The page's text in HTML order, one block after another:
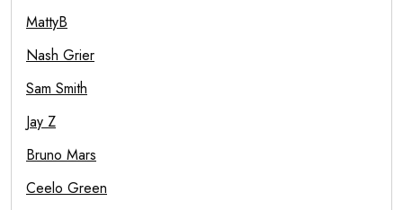
MattyB
Nash Grier
Sam Smith
Jay Z
Bruno Mars
Ceelo Green